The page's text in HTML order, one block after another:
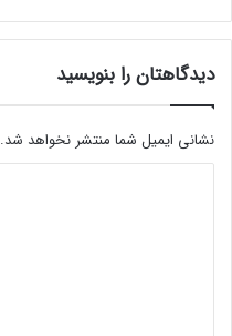
دیدگاهتان را بنویسید
نشانی ایمیل شما منتشر نخواهد شد.